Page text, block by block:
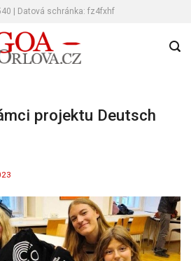
| Datová schránka: fz4fxhf
projektu Deutsch